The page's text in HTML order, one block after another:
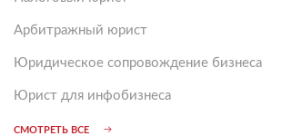
Арбитражный юрист
Юридическое сопровождение бизнеса
Юрист для инфобизнеса
СМОТРЕТЬ ВСЕ